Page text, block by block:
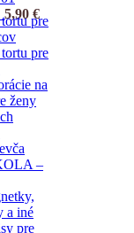
pre
pre
na
ženy
–
a iné
pre
5,90 €